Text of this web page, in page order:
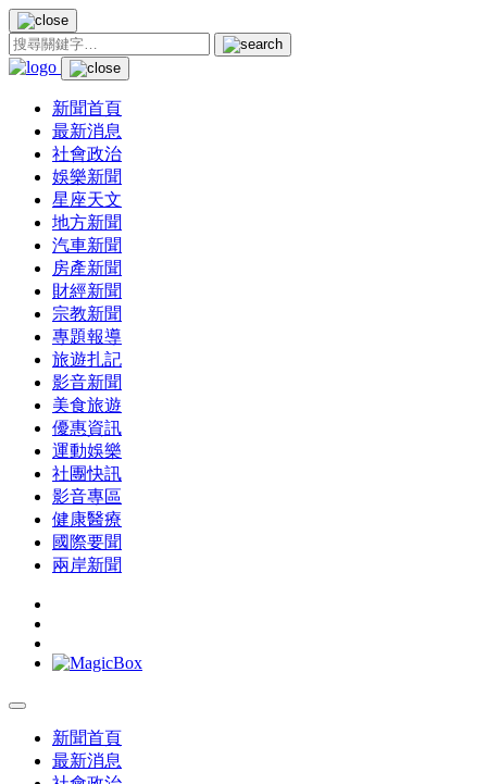
新聞首頁
最新消息
社會政治
娛樂新聞
星座天文
地方新聞
汽車新聞
房產新聞
財經新聞
宗教新聞
專題報導
旅遊扎記
影音新聞
美食旅遊
優惠資訊
運動娛樂
社團快訊
影音專區
健康醫療
國際要聞
兩岸新聞
新聞首頁
最新消息